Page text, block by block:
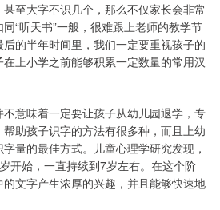
至大字不识几个，那么不仅家长会非常
“听天书”一般，很难跟上老师的教学节
的半年时间里，我们一定要重视孩子的
上小学之前能够积累一定数量的常用汉
意味着一定要让孩子从幼儿园退学，专
助孩子识字的方法有很多种，而且上幼
量的最佳方式。儿童心理学研究发现，
开始，一直持续到7岁左右。在这个阶
文字产生浓厚的兴趣，并且能够快速地